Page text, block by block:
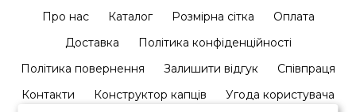
Про нас Каталог Розмірна сітка
Оплата
Доставка
Політика конфіденційності
Політика повернення
Залишити відгук
Співпраця
Контакти
Конструктор капців Угода користувача